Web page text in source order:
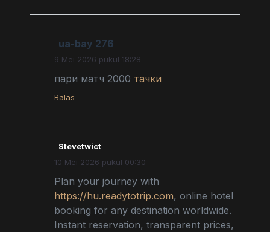
ua-bay 276
9 Mei 2026 pukul 18:28
пари матч 2000 тачки
Balas
Stevetwict
10 Mei 2026 pukul 00:30
Plan your journey with
https://hu.readytotrip.com, online hotel
booking for any destination worldwide.
Instant reservation, transparent prices,